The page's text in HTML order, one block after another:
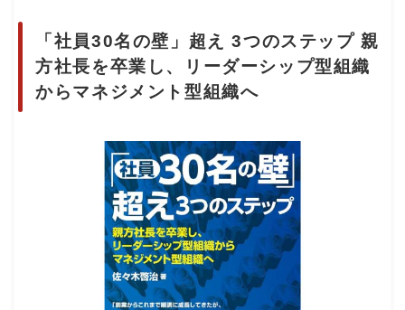
「社員30名の壁」超え 3つのステップ 親
方社長を卒業し、リーダーシップ型組織
からマネジメント型組織へ